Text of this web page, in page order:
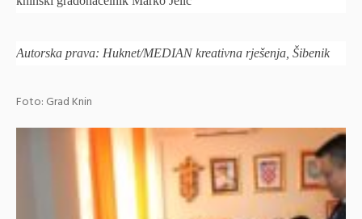
Autorska prava: Huknet/MEDIAN kreativna rješenja, Šibenik
Foto: Grad Knin